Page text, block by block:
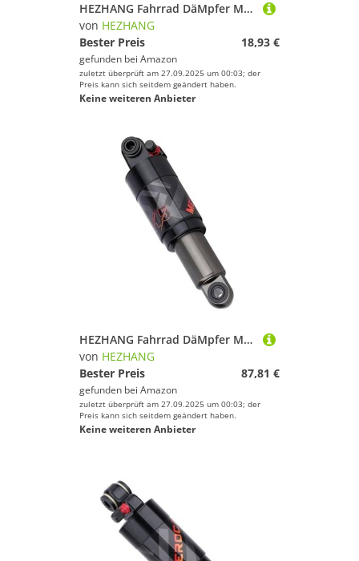
HEZHANG Fahrrad DäMpfer Mountainbike Metall Haltbarkeit Stoßdämpfer Hinten Suspension Stoßstange Frühling 100mm 125mm 150mm for MTB Fahrrad Zubehör(125MM)
von HEZHANG
Bester Preis
18,93 €
gefunden bei Amazon
zuletzt überprüft am 27.09.2025 um 00:03; der
Preis kann sich seitdem geändert haben.
Keine weiteren Anbieter
HEZHANG Fahrrad DäMpfer Mountainbike Luft Stoßdämpfer 125mm/150mm/165mm/190mm/200mm Roller Legierung MTB Klapp Fahrrad Hinten Schock Radfahren Teile(200mm)
von HEZHANG
Bester Preis
87,81 €
gefunden bei Amazon
zuletzt überprüft am 27.09.2025 um 00:03; der
Preis kann sich seitdem geändert haben.
Keine weiteren Anbieter